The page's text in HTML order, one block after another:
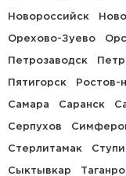
Новороссийск
Орехово-Зуево
Петрозаводск
Пятигорск Ростов-
Самара Саранск
Серпухов
Стерлитамак
Сыктывкар